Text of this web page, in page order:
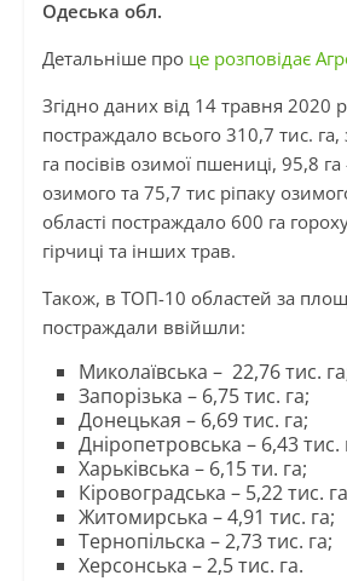
Одеська обл.
Детальніше про це розповідає
Згідно даних від 14 травня 2020
постраждало всього 310,7 тис.
га посівів озимої пшениці, 95,8
озимого та 75,7 тис ріпаку
області постраждало 600 га
гірчиці та інших трав.
Також, в ТОП-10 областей за
постраждали ввійшли:
Миколаївська – 22,76 тис.
Запорізька – 6,75 тис. га;
Донецькая – 6,69 тис. га;
Дніропетровська – 6,43 тис.
Харьківська – 6,15 ти. га;
Кіровоградська – 5,22 тис.
Житомирська – 4,91 тис. га;
Тернопільска – 2,73 тис. га;
Херсонська – 2,5 тис. га.